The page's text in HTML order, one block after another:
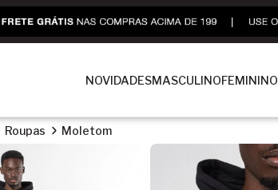
NOVIDADESMASCULINOFEMININO
Roupas Moletom